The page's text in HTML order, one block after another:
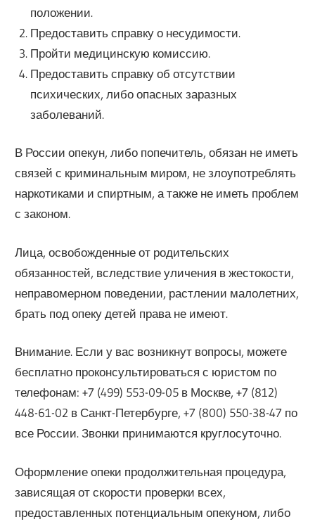
положении.
Предоставить справку о несудимости.
Пройти медицинскую комиссию.
Предоставить справку об отсутствии
психических, либо опасных заразных
заболеваний.
В России опекун, либо попечитель, обязан не иметь
связей с криминальным миром, не злоупотреблять
наркотиками и спиртным, а также не иметь проблем
с законом.
Лица, освобожденные от родительских
обязанностей, вследствие уличения в жестокости,
неправомерном поведении, растлении малолетних,
брать под опеку детей права не имеют.
Внимание. Если у вас возникнут вопросы, можете
бесплатно проконсультироваться с юристом по
телефонам: +7 (499) 553-09-05 в Москве, +7 (812)
448-61-02 в Санкт-Петербурге, +7 (800) 550-38-47 по
все России. Звонки принимаются круглосуточно.
Оформление опеки продолжительная процедура,
зависящая от скорости проверки всех,
предоставленных потенциальным опекуном, либо